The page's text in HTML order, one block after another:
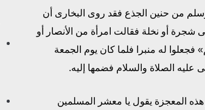
من حنين الجذع فقد روى البخارى أن
شجرة أو نخلة فقالت امرأة من الأنصار أو
له منبرا فلما كان يوم الجمعة
عليه الصلاة والسلام فضمها إليه.
المعجزة يقول يا معشر المسلمين